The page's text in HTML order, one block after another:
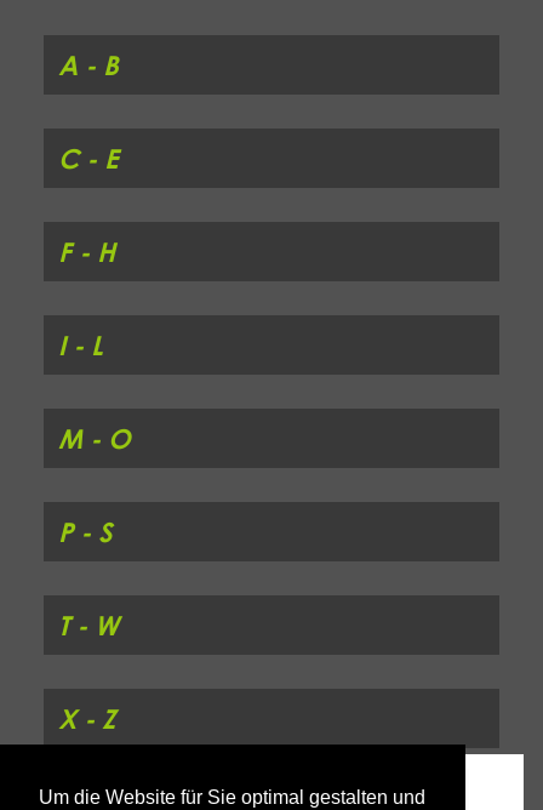
Um die Website für Sie optimal gestalten und
A - B
C - E
F - H
I - L
M - O
P - S
T - W
X - Z